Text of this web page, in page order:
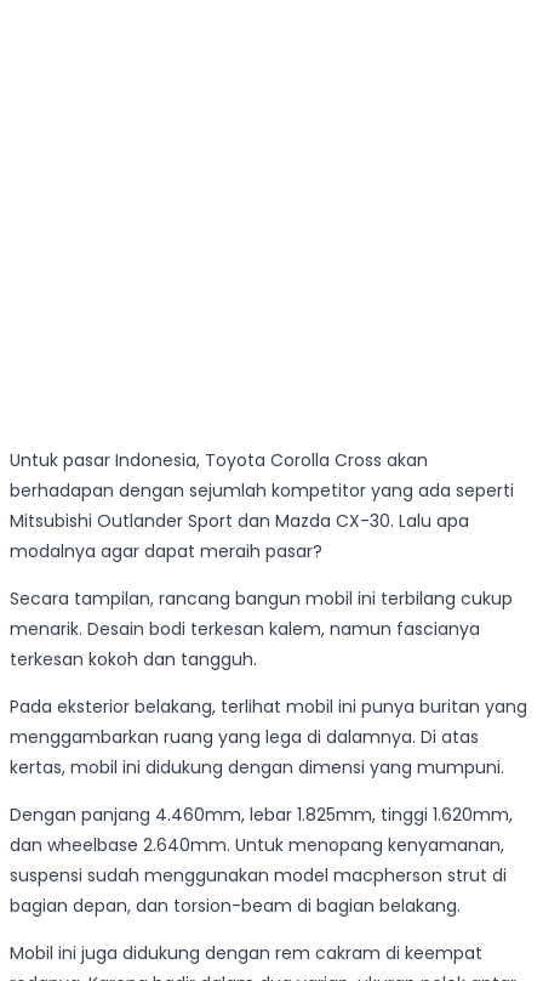
Untuk pasar Indonesia, Toyota Corolla Cross akan
berhadapan dengan sejumlah kompetitor yang ada seperti
Mitsubishi Outlander Sport dan Mazda CX-30. Lalu apa
modalnya agar dapat meraih pasar?
Secara tampilan, rancang bangun mobil ini terbilang cukup
menarik. Desain bodi terkesan kalem, namun fascianya
terkesan kokoh dan tangguh.
Pada eksterior belakang, terlihat mobil ini punya buritan yang
menggambarkan ruang yang lega di dalamnya. Di atas
kertas, mobil ini didukung dengan dimensi yang mumpuni.
Dengan panjang 4.460mm, lebar 1.825mm, tinggi 1.620mm,
dan wheelbase 2.640mm. Untuk menopang kenyamanan,
suspensi sudah menggunakan model macpherson strut di
bagian depan, dan torsion-beam di bagian belakang.
Mobil ini juga didukung dengan rem cakram di keempat